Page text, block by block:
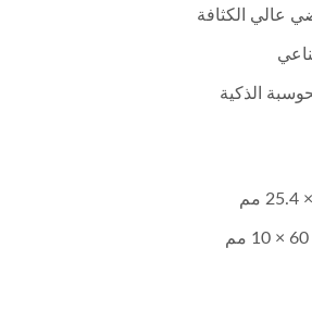
عالي الكثافة
الذكية